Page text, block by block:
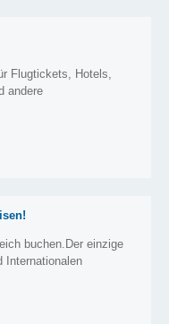
Flugtickets, Hotels,
andere
buchen.Der einzige
Internationalen